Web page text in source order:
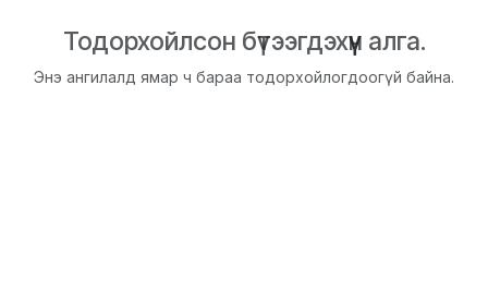
Тодорхойлсон бүтээгдэхүүн алга.
Энэ ангилалд ямар ч бараа тодорхойлогдоогүй байна.